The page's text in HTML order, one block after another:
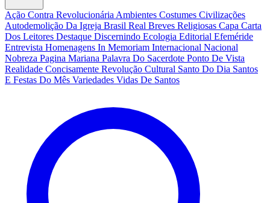
Ação Contra Revolucionária Ambientes Costumes Civilizações
Autodemolição Da Igreja Brasil Real Breves Religiosas Capa Carta
Dos Leitores Destaque Discernindo Ecologia Editorial Efeméride
Entrevista Homenagens In Memoriam Internacional Nacional
Nobreza Pagina Mariana Palavra Do Sacerdote Ponto De Vista
Realidade Concisamente Revolução Cultural Santo Do Dia Santos
E Festas Do Mês Variedades Vidas De Santos